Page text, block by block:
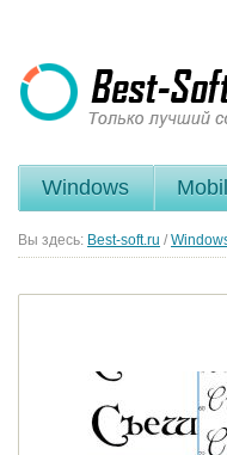
Windows
Вы здесь: Best-soft.ru /